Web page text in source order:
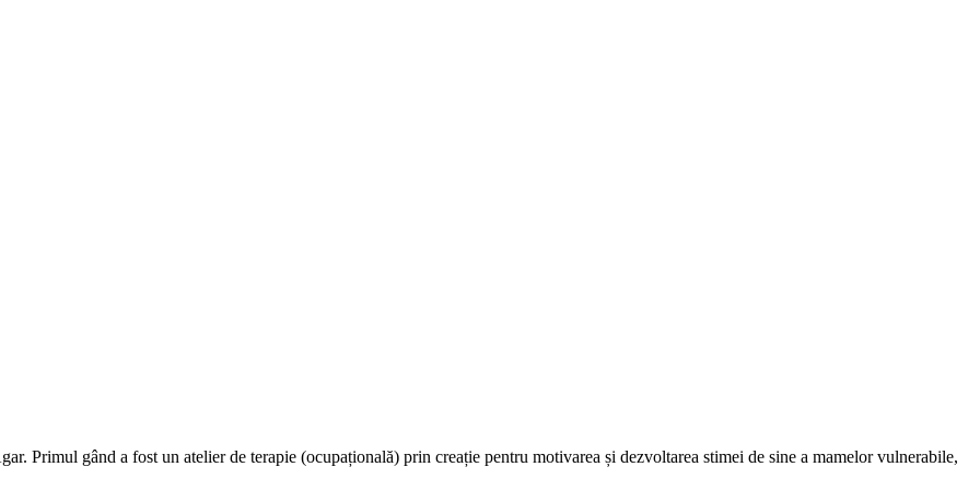
Primul gând a fost un atelier de terapie (ocupațională) prin creație pentru motivarea și dezvoltarea stimei de sine a mamelor vulnerabile,